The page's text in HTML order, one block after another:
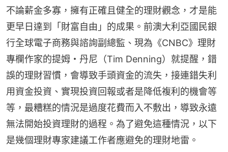
不論薪金多寡，擁有正確且健全的理財觀念，才是能
更早日達到「財富自由」的成果。前澳大利亞國民銀
行全球電子商務與諮詢副總監、現為《CNBC》理財
專欄作家的提姆・丹尼（Tim Denning）就提醒，錯
誤的理財習慣，會導致手頭資金的流失，接連錯失利
用資金投資、實現投資回報或者是降低複利的機會等
等，最糟糕的情況是過度花費而入不敷出，導致永遠
無法開始投資理財的過程。為了避免這種情況，以下
是幾個理財專家建議工作者應避免的理財地雷。